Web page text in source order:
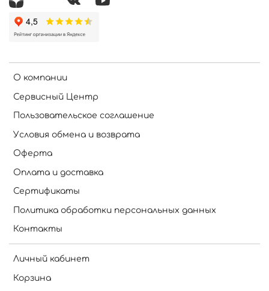
О компании
Сервисный Центр
Пользовательское соглашение
Условия обмена и возврата
Оферта
Оплата и доставка
Сертификаты
Политика обработки персональных данных
Контакты
Личный кабинет
Корзина